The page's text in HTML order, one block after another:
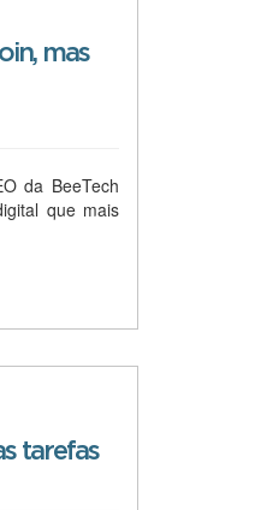
mas
da BeeTech
que mais
tarefas